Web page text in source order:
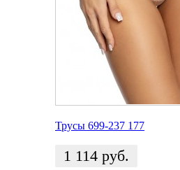
Трусы 699-237 177
1 114 руб.